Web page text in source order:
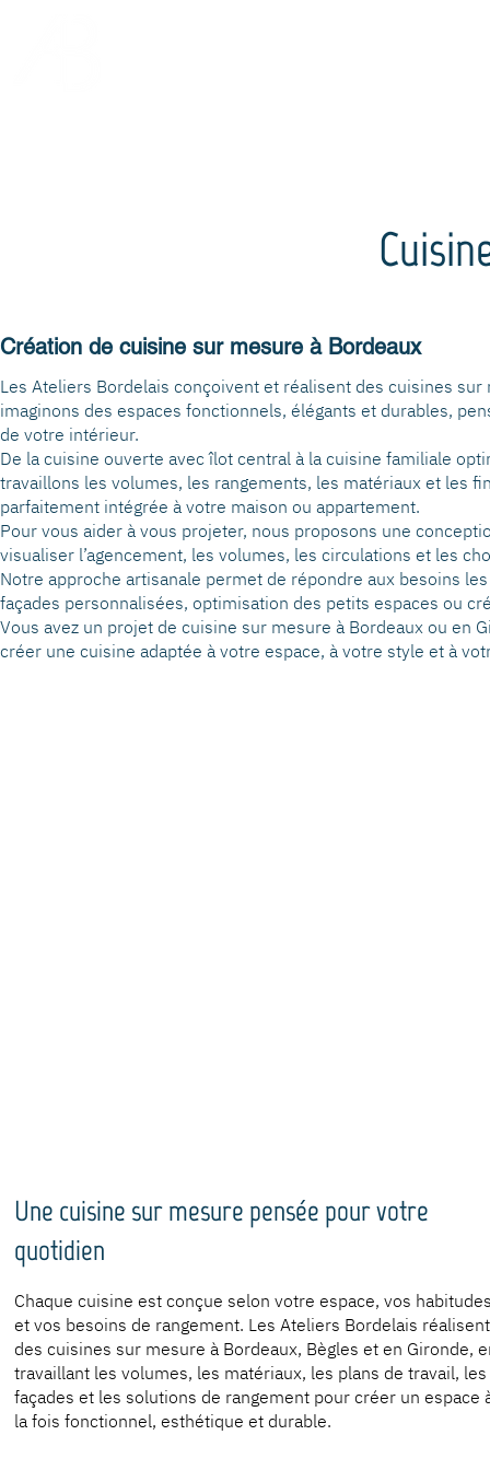
Les Ateliers Bordelais conçoivent et réalisent des cuisines
imaginons des espaces fonctionnels, élégants et durables,
de votre intérieur.
De la cuisine ouverte avec îlot central à la cuisine familiale
travaillons les volumes, les rangements, les matériaux et les
parfaitement intégrée à votre maison ou appartement.
Pour vous aider à vous projeter, nous proposons une
visualiser l’agencement, les volumes, les circulations et les
Notre approche artisanale permet de répondre aux besoins
façades personnalisées, optimisation des petits espaces ou
Vous avez un projet de cuisine sur mesure à Bordeaux ou en
créer une cuisine adaptée à votre espace, à votre style et à
Création de cuisine sur mesure à Bordeaux
Une cuisine sur mesure pensée pour votre
quotidien
Chaque cuisine est conçue selon votre espace, vos
et vos besoins de rangement. Les Ateliers Bordelais réalisent
des cuisines sur mesure à Bordeaux, Bègles et en Gironde,
travaillant les volumes, les matériaux, les plans de travail, les
façades et les solutions de rangement pour créer un espace
la fois fonctionnel, esthétique et durable.